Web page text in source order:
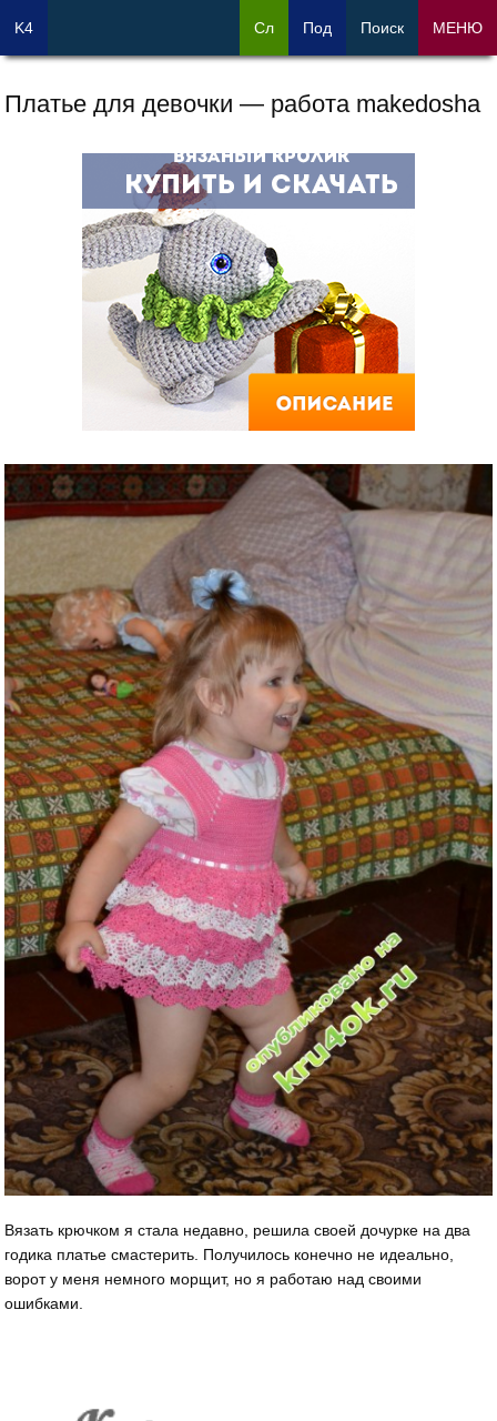
Платье для девочки — работа makedosha
Вязать крючком я стала недавно, решила своей дочурке на два
годика платье смастерить. Получилось конечно не идеально,
ворот у меня немного морщит, но я работаю над своими
ошибками.
K4 Сл Под Поиск МЕНЮ